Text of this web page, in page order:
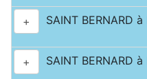
+ SAINT BERNARD
+ SAINT BERNARD